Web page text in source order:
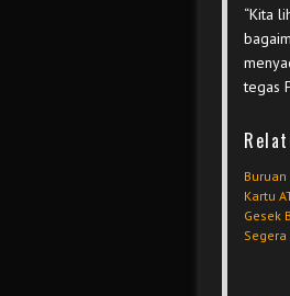
“Kita
tegas
Buruan
Kartu
Gesek